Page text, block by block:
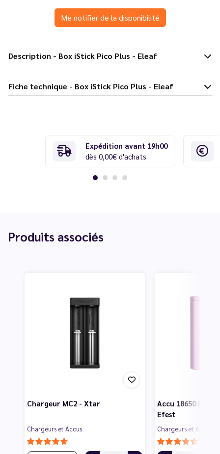
Me notifier de la disponibilité
Description - Box iStick Pico Plus - Eleaf
Fiche technique - Box iStick Pico Plus - Eleaf
Expédition avant 19h00
dès 0,00€ d'achats
Produits associés
Chargeur MC2 - Xtar
Chargeurs et Accus
Accu 18650
Efest
Chargeurs et Accus